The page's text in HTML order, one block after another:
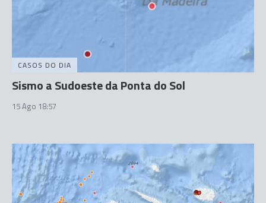
CASOS DO DIA
Sismo a Sudoeste da Ponta do Sol
15 Ago 18:57